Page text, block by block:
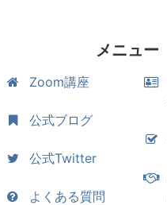
メニュー
Zoom講座
公式ブログ
公式Twitter
よくある質問